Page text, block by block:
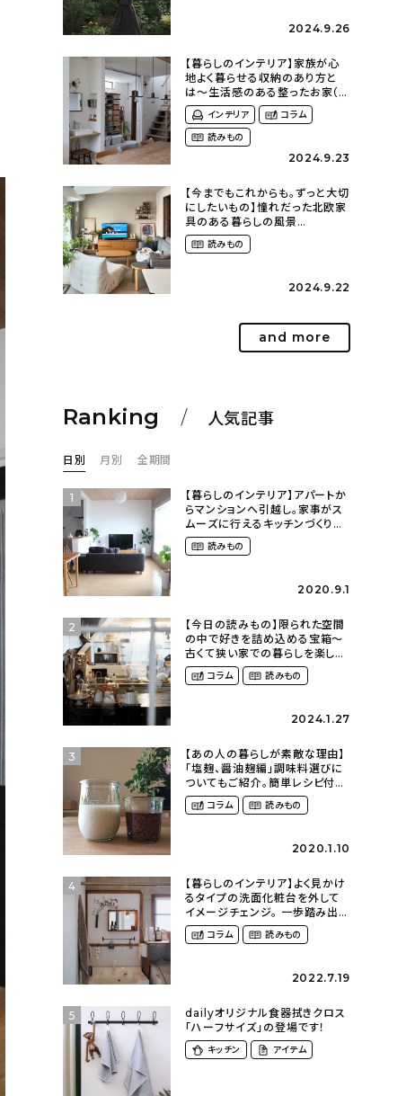
2024.9.26
【暮らしのインテリア】家族が心
地よく暮らせる収納のあり方と
は〜生活感のある整ったお家（
kaya___ieさん）
インテリア
コラム
読みもの
2024.9.23
【今までもこれからも。ずっと大切
にしたいもの】憧れだった北欧家
具のある暮らしの風景
（m._.k_homeさん）
読みもの
2024.9.22
and more
Ranking 人気記事
日別 月別 全期間
1
【暮らしのインテリア】アパートか
らマンションへ引越し。家事がス
ムーズに行えるキッチンづくり〜
２LDKの賃貸暮らし
（mari_ppe_さん）
読みもの
2020.9.1
2
【今日の読みもの】限られた空間
の中で好きを詰め込める宝箱〜
古くて狭い家での暮らしを楽しむ
（2nyan_and_lifestylesさん）
コラム 読みもの
2024.1.27
3
【あの人の暮らしが素敵な理由】
「塩麹、醤油麹編」調味料選びに
ついてもご紹介。簡単レシピ付
き〜発酵食品のある暮らし
（__mamigram___さん）
コラム 読みもの
2020.1.10
4
【暮らしのインテリア】よく見かけ
るタイプの洗面化粧台を外して
イメージチェンジ。 一歩踏み出し
て理想の空間へ〜築１２年の建
売住宅をDIYする暮らし
コラム 読みもの
2022.7.19
5
dailyオリジナル食器拭きクロス
「ハーフサイズ」の登場です！
キッチン アイテム